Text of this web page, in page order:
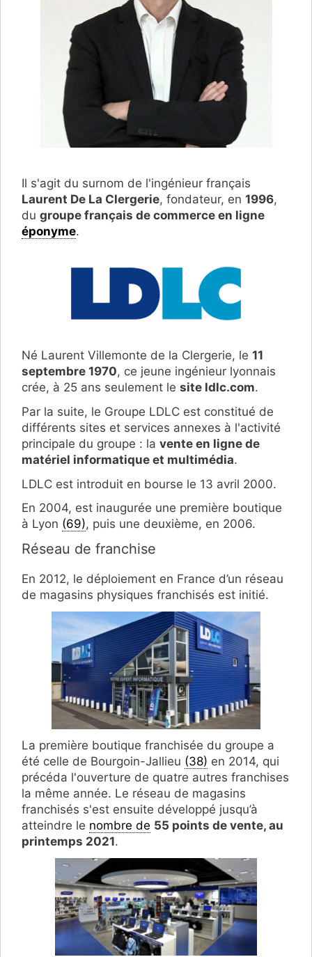
Il s'agit du surnom de l'ingénieur français
Laurent De La Clergerie, fondateur, en 1996,
du groupe français de commerce en ligne
éponyme.
Né Laurent Villemonte de la Clergerie, le 11
septembre 1970, ce jeune ingénieur lyonnais
crée, à 25 ans seulement le site ldlc.com.
Par la suite, le Groupe LDLC est constitué de
différents sites et services annexes à l'activité
principale du groupe : la vente en ligne de
matériel informatique et multimédia.
LDLC est introduit en bourse le 13 avril 2000.
En 2004, est inaugurée une première boutique
à Lyon (69), puis une deuxième, en 2006.
Réseau de franchise
En 2012, le déploiement en France d’un réseau
de magasins physiques franchisés est initié.
La première boutique franchisée du groupe a
été celle de Bourgoin-Jallieu (38) en 2014, qui
précéda l'ouverture de quatre autres franchises
la même année. Le réseau de magasins
franchisés s'est ensuite développé jusqu’à
atteindre le nombre de 55 points de vente, au
printemps 2021.